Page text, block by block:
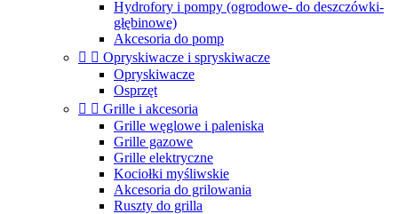
Hydrofory i pompy (ogrodowe- do deszczówki-
głębinowe)
Akcesoria do pomp
  Opryskiwacze i spryskiwacze
Opryskiwacze
Osprzęt
  Grille i akcesoria
Grille węglowe i paleniska
Grille gazowe
Grille elektryczne
Kociołki myśliwskie
Akcesoria do grilowania
Ruszty do grilla